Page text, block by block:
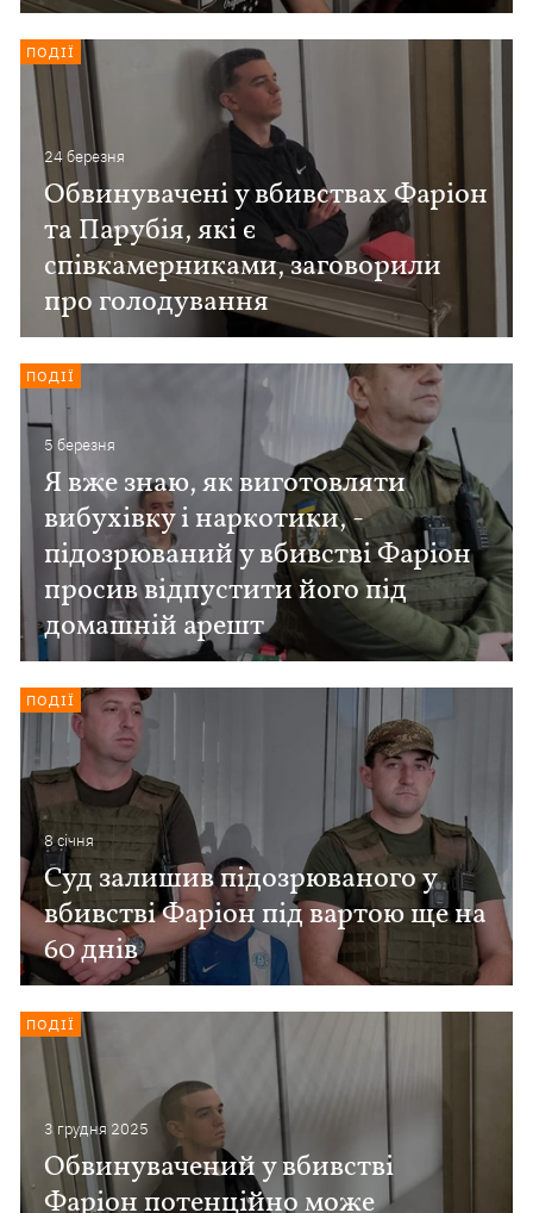
24 березня
Обвинувачені у вбивствах Фаріон
та Парубія, які є
співкамерниками, заговорили
про голодування
ПОДІЇ
5 березня
Я вже знаю, як виготовляти
вибухівку і наркотики, -
підозрюваний у вбивстві Фаріон
просив відпустити його під
домашній арешт
ПОДІЇ
8 сiчня
Суд залишив підозрюваного у
вбивстві Фаріон під вартою ще на
60 днів
ПОДІЇ
3 грудня 2025
Обвинувачений у вбивстві
Фаріон потенційно може
ПОДІЇ